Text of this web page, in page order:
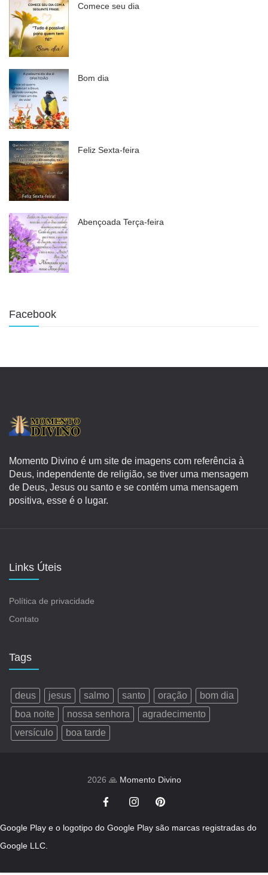
Comece seu dia
Bom dia
Feliz Sexta-feira
Abençoada Terça-feira
Facebook
Momento Divino é um site de imagens com referência à
Deus, independente de religião, se tiver uma mensagem
de Deus, Jesus ou santo e se contém uma mensagem
positiva, esse é o lugar.
Links Úteis
Política de privacidade
Contato
Tags
deus jesus salmo santo oração
bom dia
boa noite
nossa senhora
agradecimento
versículo
boa tarde
2026 🙏 Momento Divino
Google Play e o logotipo do Google Play são marcas registradas do
Google LLC.